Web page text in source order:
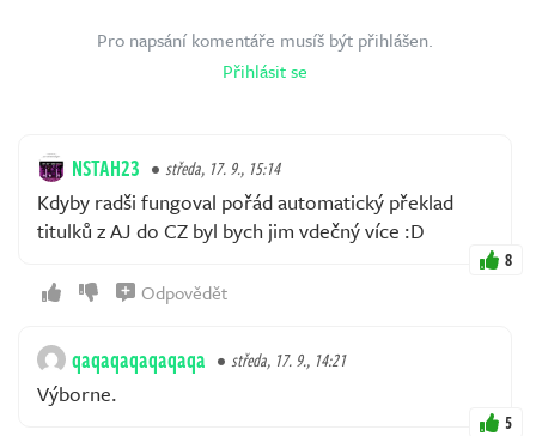
Pro napsání komentáře musíš být přihlášen.
Přihlásit se
NSTAH23 středa, 17. 9., 15:14
Kdyby radši fungoval pořád automatický překlad
titulků z AJ do CZ byl bych jim vdečný více :D
8
Odpovědět
qaqaqaqaqaqaqa středa, 17. 9., 14:21
Výborne.
5